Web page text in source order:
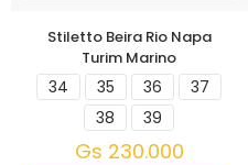
Stiletto Beira Rio Napa
Turim Marino
34 35 36
37
38
39
Gs 230.000